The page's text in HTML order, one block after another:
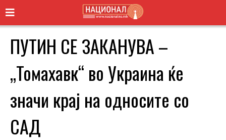
ПУТИН СЕ ЗАКАНУВА –
„Томахавк“ во Украина ќе
значи крај на односите со
САД